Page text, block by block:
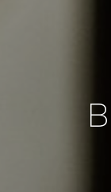
B